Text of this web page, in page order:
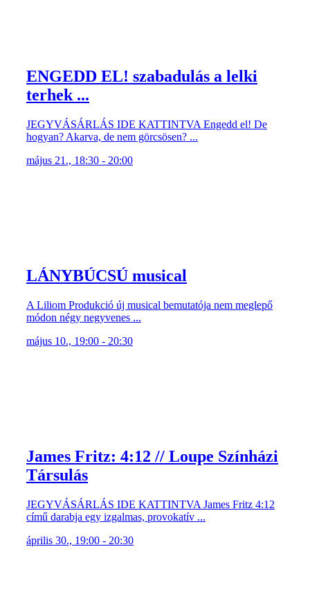
ENGEDD EL! szabadulás a lelki
terhek ...
JEGYVÁSÁRLÁS IDE KATTINTVA Engedd el! De
hogyan? Akarva, de nem görcsösen? ...
május 21., 18:30 - 20:00
LÁNYBÚCSÚ musical
A Liliom Produkció új musical bemutatója nem meglepő
módon négy negyvenes ...
május 10., 19:00 - 20:30
James Fritz: 4:12 // Loupe Színházi
Társulás
JEGYVÁSÁRLÁS IDE KATTINTVA James Fritz 4:12
című darabja egy izgalmas, provokatív ...
április 30., 19:00 - 20:30